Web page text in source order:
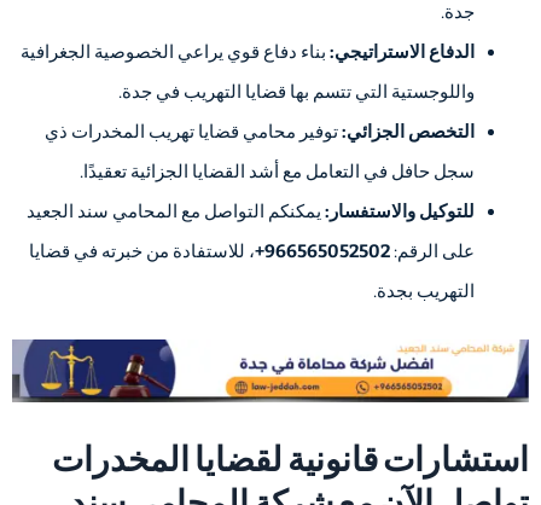
جدة.
الدفاع الاستراتيجي: بناء دفاع قوي يراعي الخصوصية الجغرافية
واللوجستية التي تتسم بها قضايا التهريب في جدة.
التخصص الجزائي:توفير محامي قضايا تهريب المخدرات ذي
سجل حافل في التعامل مع أشد القضايا الجزائية تعقيدًا.
للتوكيل والاستفسار: يمكنكم التواصل مع المحامي سند الجعيد
على الرقم: 966565052502+ ، للاستفادة من خبرته في قضايا
التهريب بجدة.
استشارات قانونية لقضايا المخدرات